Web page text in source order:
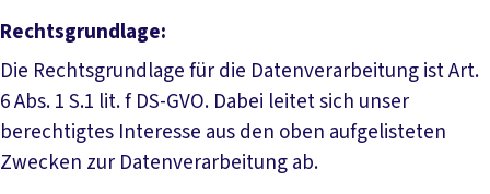
Rechtsgrundlage:
Die Rechtsgrundlage für die Datenverarbeitung ist Art.
6 Abs. 1 S.1 lit. f DS-GVO. Dabei leitet sich unser
berechtigtes Interesse aus den oben aufgelisteten
Zwecken zur Datenverarbeitung ab.